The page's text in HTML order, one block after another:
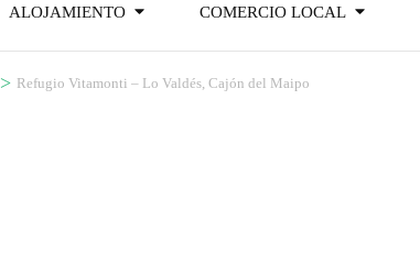
ALOJAMIENTO COMERCIO LOCAL
> Refugio Vitamonti – Lo Valdés, Cajón del Maipo